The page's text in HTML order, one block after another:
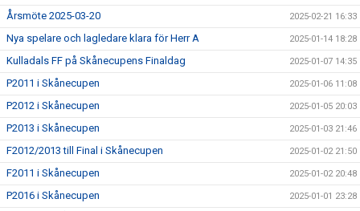
Årsmöte 2025-03-20 2025-02-21 16:33
Nya spelare och lagledare klara för Herr A 2025-01-14 18:28
Kulladals FF på Skånecupens Finaldag 2025-01-07 14:35
P2011 i Skånecupen 2025-01-06 11:08
P2012 i Skånecupen 2025-01-05 20:03
P2013 i Skånecupen 2025-01-03 21:46
F2012/2013 till Final i Skånecupen 2025-01-02 21:50
F2011 i Skånecupen 2025-01-02 20:48
P2016 i Skånecupen 2025-01-01 23:28